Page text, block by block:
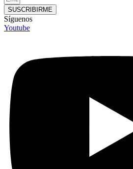
SUSCRIBIRME
Síguenos
Youtube